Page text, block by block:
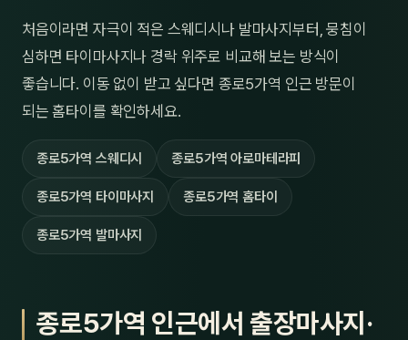
처음이라면 자극이 적은 스웨디시나 발마사지부터, 뭉침이
심하면 타이마사지나 경락 위주로 비교해 보는 방식이
좋습니다. 이동 없이 받고 싶다면 종로5가역 인근 방문이
되는 홈타이를 확인하세요.
종로5가역 스웨디시 종로5가역 아로마테라피
종로5가역 타이마사지 종로5가역 홈타이
종로5가역 발마사지
종로5가역 인근에서 출장마사지·